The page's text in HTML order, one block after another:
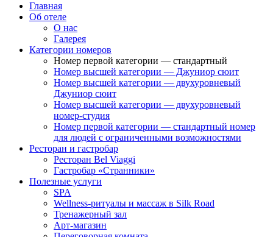
Главная
Об отеле
О нас
Галерея
Категории номеров
Номер первой категории — стандартный
Номер высшей категории — Джуниор сюит
Номер высшей категории — двухуровневый
Джуниор сюит
Номер высшей категории — двухуровневый
номер-студия
Номер первой категории — стандартный номер
для людей с ограниченными возможностями
Ресторан и гастробар
Ресторан Bel Viaggi
Гастробар «Странники»
Полезные услуги
SPA
Wellness-ритуалы и массаж в Silk Road
Тренажерный зал
Арт-магазин